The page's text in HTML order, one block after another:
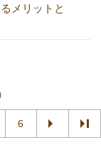
メリットと
6